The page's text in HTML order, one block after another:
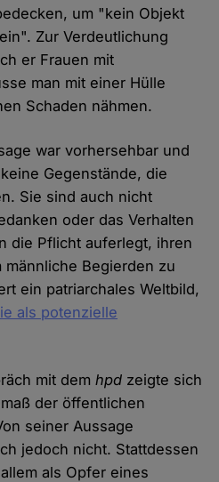
um "kein Objekt
Zur Verdeutlichung
er Frauen mit
man mit einer Hülle
Schaden nähmen.
war vorhersehbar und
Gegenstände, die
Sie sind auch nicht
oder das Verhalten
die Pflicht auferlegt, ihren
Begierden zu
ein patriarchales Weltbild,
als potenzielle
mit demhpd zeigte sich
der öffentlichen
seiner Aussage
jedoch nicht. Stattdessen
als Opfer eines